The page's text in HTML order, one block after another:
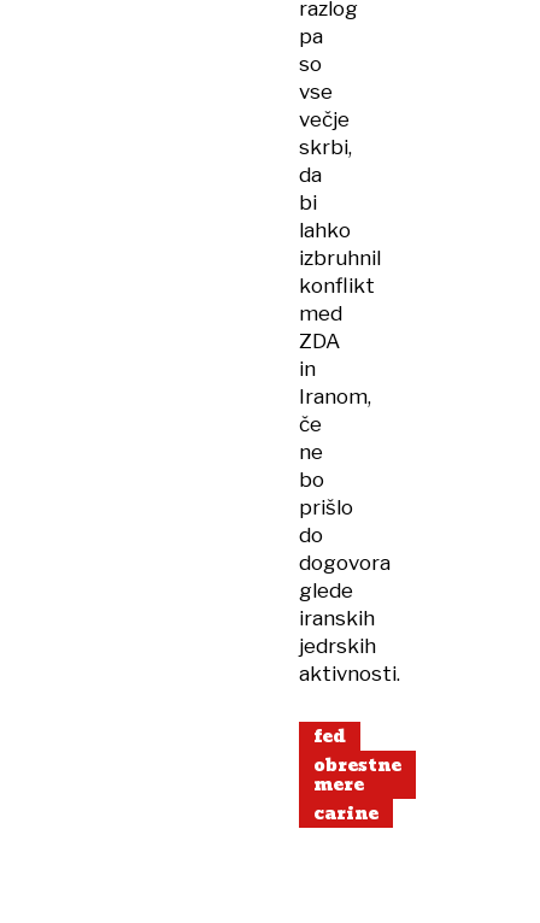
razlog
pa
so
vse
večje
skrbi,
da
bi
lahko
izbruhnil
konflikt
med
ZDA
in
Iranom,
če
ne
bo
prišlo
do
dogovora
glede
iranskih
jedrskih
aktivnosti.
fed
obrestne
mere
carine